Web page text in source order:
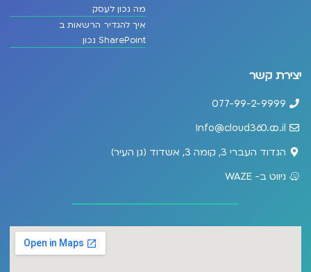
מה נכון לעסק
איך להגדיר הרשאות ב
SharePoint נכון
יצירת קשר
077-99-2-9999
Info@cloud360.co.il
הגדוד העברי 3, קומה 3, אשדוד (גן העיר)
ניווט ב- WAZE